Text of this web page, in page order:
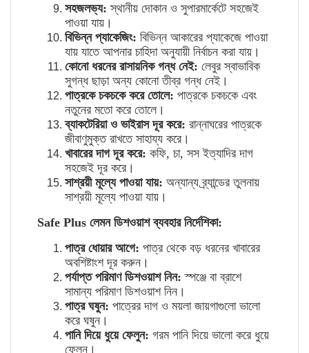
সহজলভ্য: স্থানীয় দোকান ও সুপারমার্কেটে সহজেই
পাওয়া যায়।
বিভিন্ন প্যাকেজিং: বিভিন্ন আকারের প্যাকেজে পাওয়া
যায় যাতে আপনার চাহিদা অনুযায়ী নির্বাচন করা যায়।
কোনো ধরনের রাসায়নিক গন্ধ নেই: লেবুর স্বাভাবিক
সুগন্ধ ছাড়া অন্য কোনো তীব্র গন্ধ নেই।
পাত্রকে চকচকে করে তোলে: পাত্রকে চকচকে এবং
নতুনের মতো করে তোলে।
ব্যাকটেরিয়া ও ভাইরাস দূর করে: রান্নাঘরের পাত্রকে
জীবাণুমুক্ত রাখতে সাহায্য করে।
খাবারের দাগ দূর করে: কফি,চা,সস ইত্যাদির দাগ
সহজেই দূর করে।
সাশ্রয়ী মূল্যে পাওয়া যায়: অন্যান্য ব্র্যান্ডের তুলনায়
সাশ্রয়ী মূল্যে পাওয়া যায়।
Safe Plusলেমন ডিশওয়াশ ব্যবহার নির্দেশিকা:
পাত্র ধোয়ার আগে: পাত্র থেকে বড় ধরনের খাবারের
অবশিষ্টাংশ দূর করুন।
পর্যাপ্ত পরিমাণ ডিশওয়াশ নিন: স্পঞ্জে বা ব্রাশে
সামান্য পরিমাণ ডিশওয়াশ নিন।
পাত্র ঘষুন: পাত্রের দাগ ও ময়লা জায়গাগুলো ভালো
করে ঘষুন।
পানি দিয়ে ধুয়ে ফেলুন: গরম পানি দিয়ে ভালো করে ধুয়ে
ফেলুন।